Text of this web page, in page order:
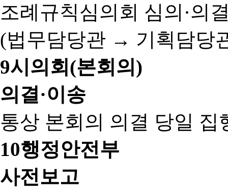
조례규칙심의회 심의·의
(법무담당관 → 기획담당
9시의회(본회의)
의결·이송
통상 본회의 의결 당일 집
10행정안전부
사전보고